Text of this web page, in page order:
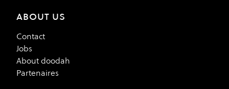
ABOUT US
Contact
Jobs
About doodah
Partenaires